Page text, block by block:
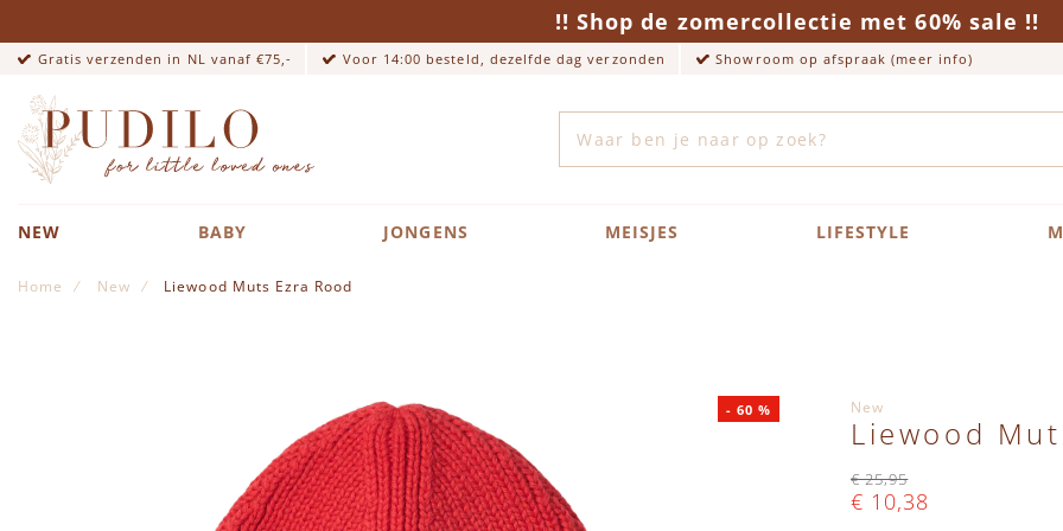
!! Shop de zomercollectie met 60% sale !!
Gratis verzenden in NL vanaf €75,- Voor 14:00 besteld, dezelfde dag verzonden Showroom op afspraak (meer info)
NEW BABY JONGENS MEISJES LIFESTYLE
Home New Liewood Muts Ezra Rood
Ga naar het einde van de afbeeldingen-gallerij - 60 % New
Liewood
€ 10,38
€ 25,95